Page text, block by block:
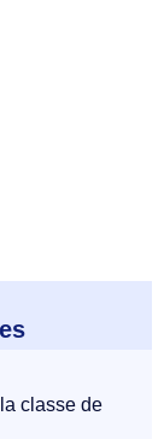
classe de